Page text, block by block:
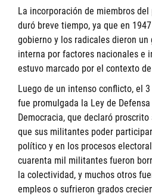
La incorporación de miembros
duró breve tiempo, ya que en
gobierno y los radicales dieron
interna por factores nacionales e
estuvo marcado por el contexto
Luego de un intenso conflicto, el
fue promulgada la Ley de
Democracia, que declaró
que sus militantes poder
político y en los procesos
cuarenta mil militantes fueron
la colectividad, y muchos otros
empleos o sufrieron grados